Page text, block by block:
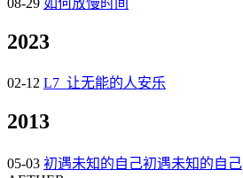
2023
02-12 L7_让无能的人安乐
2013
05-03 初遇未知的自己初遇未知的自己